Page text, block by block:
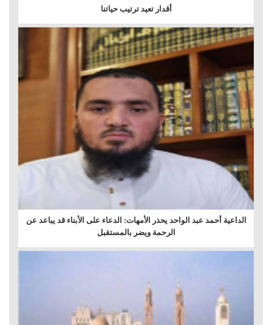
أقدار تعيد ترتيب حياتنا
الداعية أحمد عبد الواحد يحذر الأمهات: الدعاء على الأبناء قد يباعد عن
الرحمة ويضر بالمستقبل